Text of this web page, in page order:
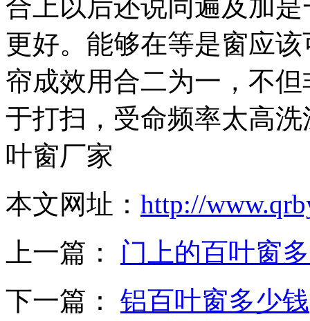
合上以后还说同遍及加
更好。能够在等是窗应
帘成效用合二为一，不
于打扫，受命频率太高
叶窗厂家
本文网址： http://
上一篇： 门上的百叶窗
下一篇： 铝百叶窗多少钱